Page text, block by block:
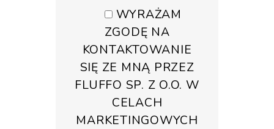
WYRAŻAM
ZGODĘ NA
KONTAKTOWANIE
SIĘ ZE MNĄ PRZEZ
FLUFFO SP. Z O.O. W
CELACH
MARKETINGOWYCH